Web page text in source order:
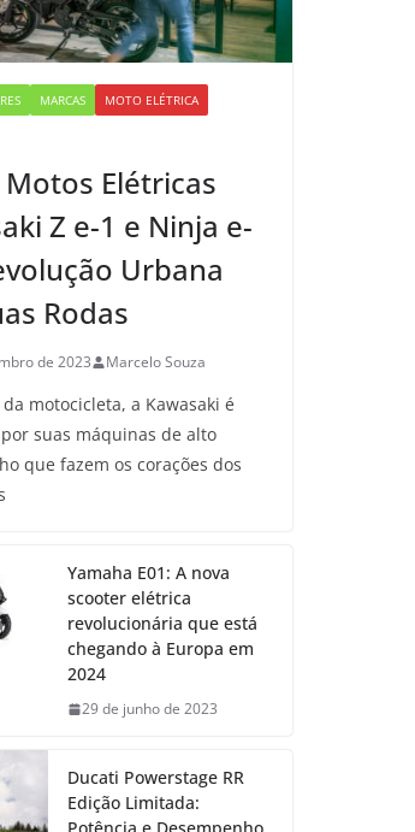
MARCAS
MOTO ELÉTRICA
Motos Elétricas
Z e-1 e Ninja e-
Urbana
Rodas
de 2023 Marcelo Souza
motocicleta, a Kawasaki é
suas máquinas de alto
que fazem os corações dos
Yamaha E01: A nova
scooter elétrica
revolucionária que está
chegando à Europa em
2024
29 de junho de 2023
Ducati Powerstage RR
Edição Limitada: